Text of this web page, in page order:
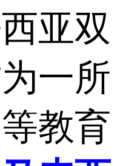
亚双
一所
教育